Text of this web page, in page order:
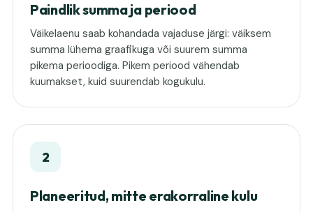
Paindlik summa ja periood
Väikelaenu saab kohandada vajaduse järgi: väiksem
summa lühema graafikuga või suurem summa
pikema perioodiga. Pikem periood vähendab
kuumakset, kuid suurendab kogukulu.
2
Planeeritud, mitte erakorraline kulu